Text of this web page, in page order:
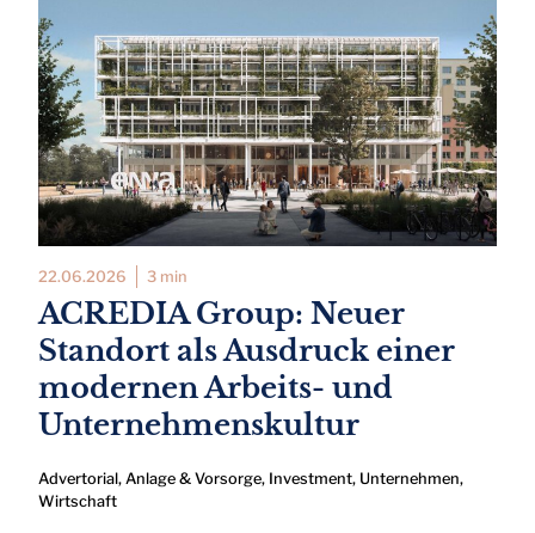
22.06.2026 3 min
ACREDIA Group: Neuer
Standort als Ausdruck einer
modernen Arbeits- und
Unternehmenskultur
Advertorial, Anlage & Vorsorge, Investment, Unternehmen,
Wirtschaft